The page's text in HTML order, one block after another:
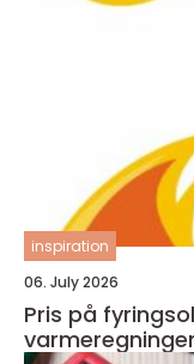
inspiration
06. July 2026
Pris på fyringsolie sådan